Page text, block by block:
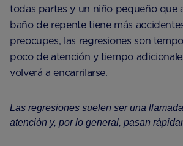
todas partes y un niño pequeño que
baño de repente tiene más
preocupes, las regresiones son
poco de atención y tiempo
volverá a encarrilarse.
Las regresiones suelen ser una
atención y, por lo general, pasan